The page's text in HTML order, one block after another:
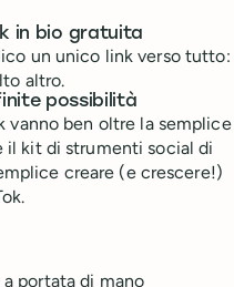
in bio gratuita
un unico link verso tutto:
altro.
possibilità
vanno ben oltre la semplice
il kit di strumenti social di
creare (e crescere!)
portata di mano